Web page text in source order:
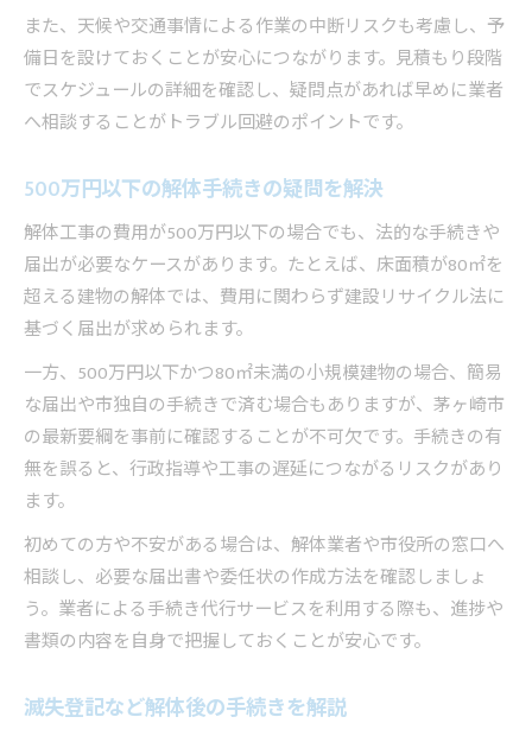
また、天候や交通事情による作業の中断リスクも考慮し、予
備日を設けておくことが安心につながります。見積もり段階
でスケジュールの詳細を確認し、疑問点があれば早めに業者
へ相談することがトラブル回避のポイントです。
500万円以下の解体手続きの疑問を解決
解体工事の費用が500万円以下の場合でも、法的な手続きや
届出が必要なケースがあります。たとえば、床面積が80㎡を
超える建物の解体では、費用に関わらず建設リサイクル法に
基づく届出が求められます。
一方、500万円以下かつ80㎡未満の小規模建物の場合、簡易
な届出や市独自の手続きで済む場合もありますが、茅ヶ崎市
の最新要綱を事前に確認することが不可欠です。手続きの有
無を誤ると、行政指導や工事の遅延につながるリスクがあり
ます。
初めての方や不安がある場合は、解体業者や市役所の窓口へ
相談し、必要な届出書や委任状の作成方法を確認しましょ
う。業者による手続き代行サービスを利用する際も、進捗や
書類の内容を自身で把握しておくことが安心です。
滅失登記など解体後の手続きを解説